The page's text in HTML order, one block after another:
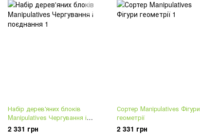
Набір дерев'яних блоків
Manipulatives Чергування і
поєднання
2 331 грн
Сортер Manipulatives Фігури
геометрії
2 331 грн